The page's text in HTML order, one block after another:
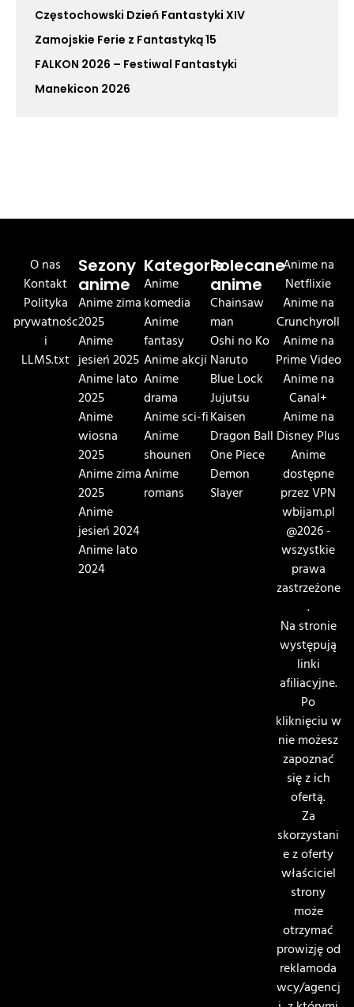
Częstochowski Dzień Fantastyki XIV
Zamojskie Ferie z Fantastyką 15
FALKON 2026 – Festiwal Fantastyki
Manekicon 2026
O nas
Kontakt
Polityka
prywatnośc
i
LLMS.txt
Sezony
anime
Anime zima
2025
Anime
jesień 2025
Anime lato
2025
Anime
wiosna
2025
Anime zima
2025
Anime
jesień 2024
Anime lato
2024
Kategorie
Anime
komedia
Anime
fantasy
Anime akcji
Anime
drama
Anime sci-fi
Anime
shounen
Anime
romans
Polecane
anime
Chainsaw
man
Oshi no Ko
Naruto
Blue Lock
Jujutsu
Kaisen
Dragon Ball
One Piece
Demon
Slayer
Anime na
Netflixie
Anime na
Crunchyroll
Anime na
Prime Video
Anime na
Canal+
Anime na
Disney Plus
Anime
dostępne
przez VPN
wbijam.pl
@2026 -
wszystkie
prawa
zastrzeżone
.
Na stronie
występują
linki
afiliacyjne.
Po
kliknięciu w
nie możesz
zapoznać
się z ich
ofertą.
Za
skorzystani
e z oferty
właściciel
strony
może
otrzymać
prowizję od
reklamoda
wcy/agencj